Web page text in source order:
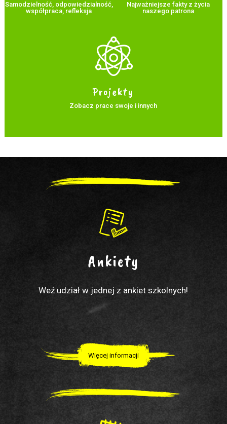
Samodzielność, odpowiedzialność,
współpraca, refleksja
Najważniejsze fakty z życia
naszego patrona
Projekty
Zobacz prace swoje i innych
Ankiety
Weź udział w jednej z ankiet szkolnych!
Więcej informacji